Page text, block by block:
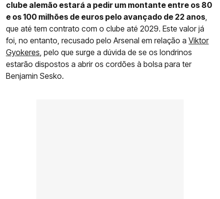
clube alemão estará a pedir um montante entre os 80
e os 100 milhões de euros pelo avançado de 22 anos,
que até tem contrato com o clube até 2029. Este valor já
foi, no entanto, recusado pelo Arsenal em relação a Viktor
Gyokeres, pelo que surge a dúvida de se os londrinos
estarão dispostos a abrir os cordões à bolsa para ter
Benjamin Sesko.